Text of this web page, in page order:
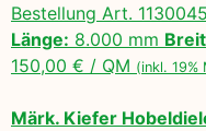
Bestellung Art.
Länge: 8.000 mm
150,00 € / QM (inkl. 19%
Märk. Kiefer